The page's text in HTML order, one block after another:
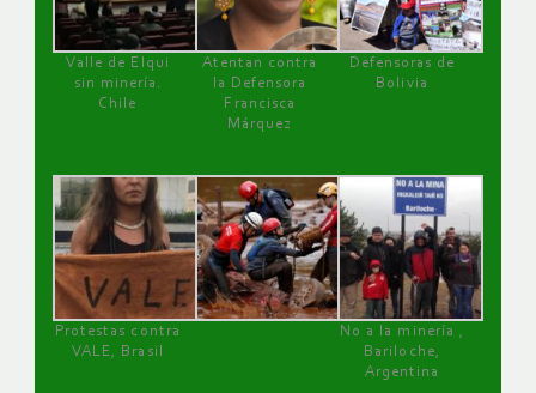
Valle de Elqui
sin minería.
Chile
Atentan contra
la Defensora
Francisca
Márquez
Defensoras de
Bolivia
Protestas contra
VALE, Brasil
No a la minería ,
Bariloche,
Argentina